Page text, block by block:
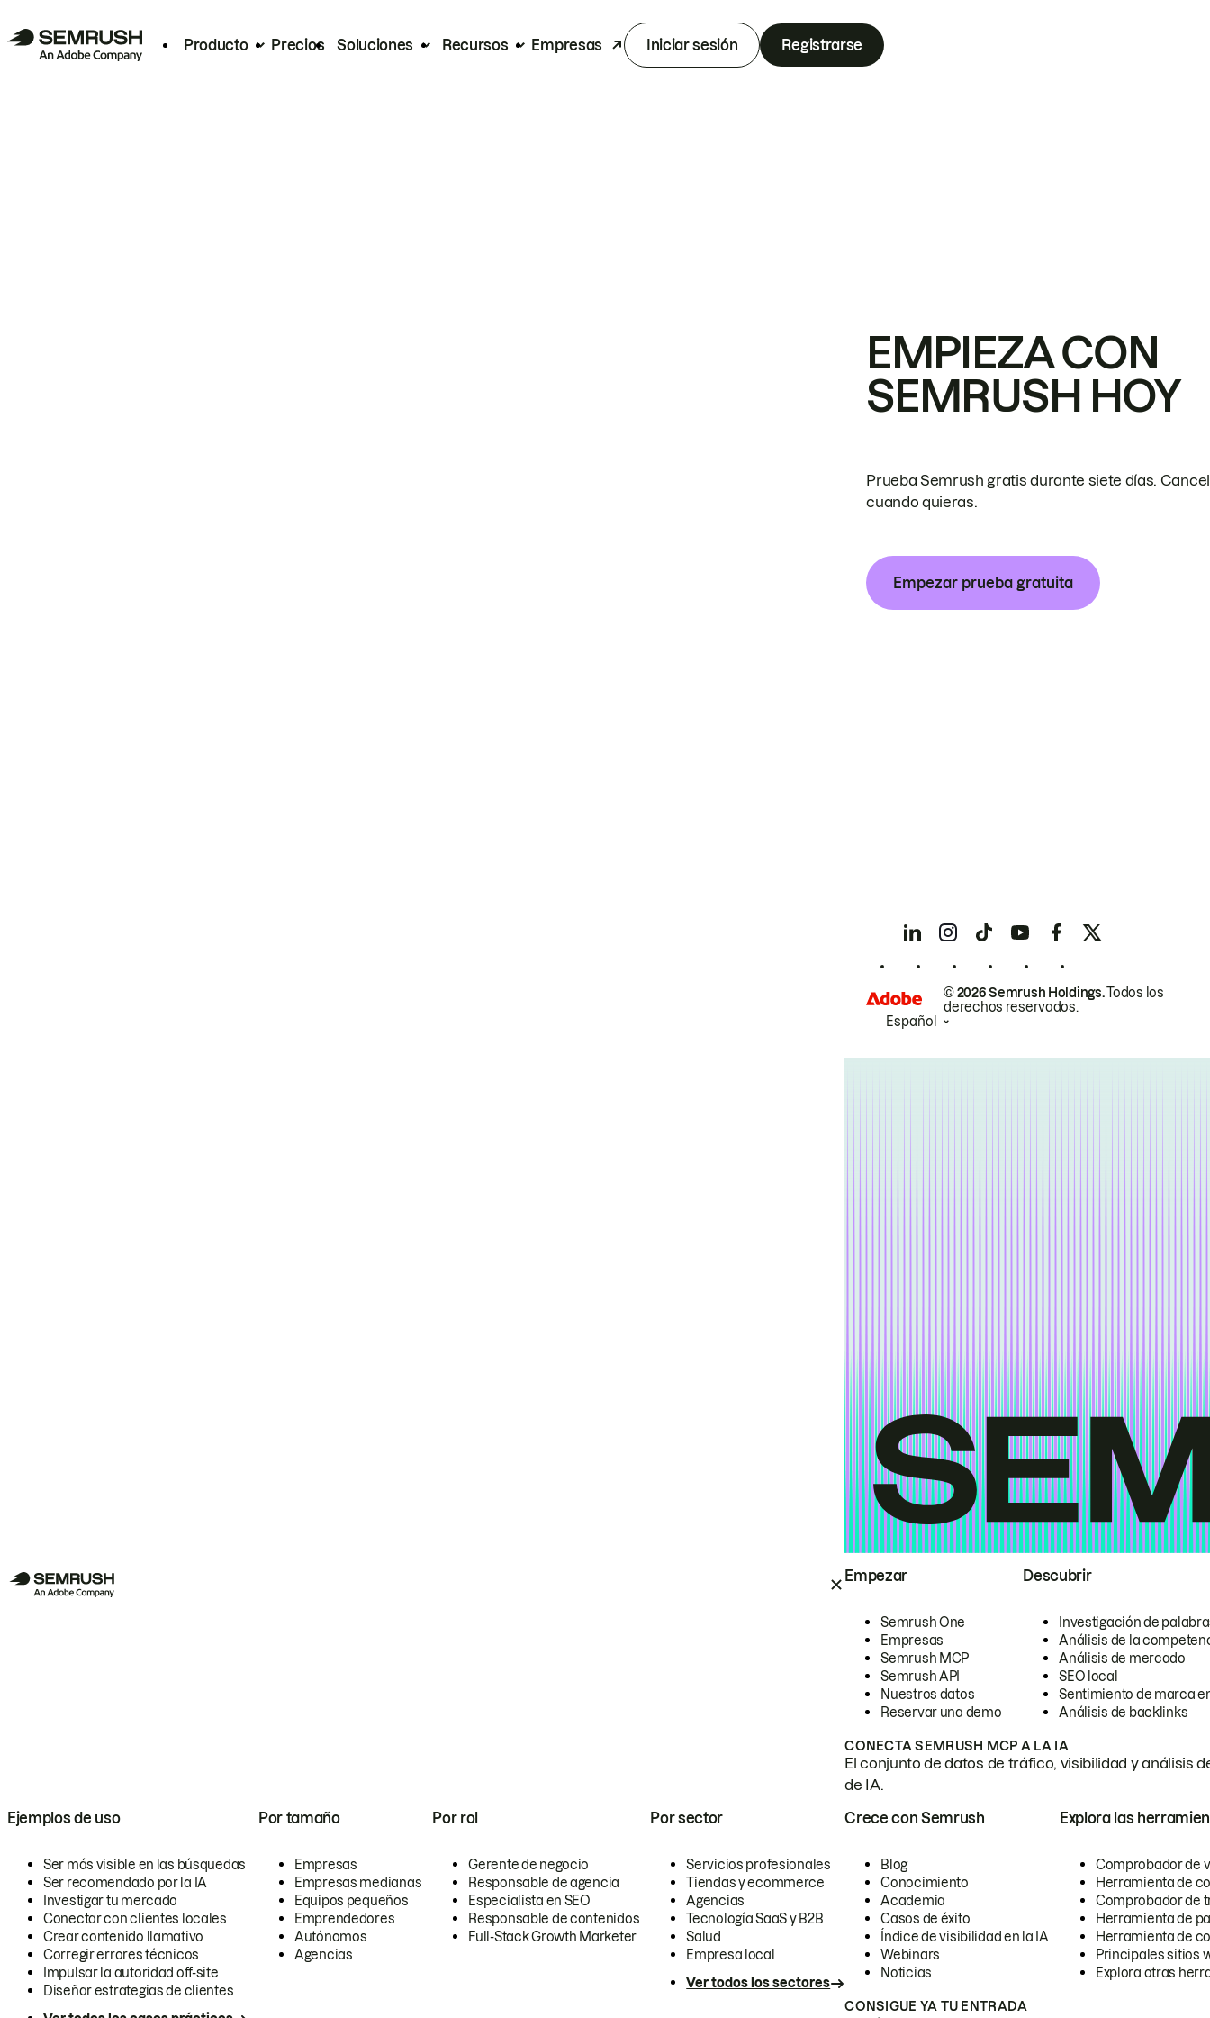
Producto Precios Soluciones Recursos Empresas Iniciar sesión Registrarse
Empezar
Semrush One
Empresas
Semrush MCP
Semrush API
Nuestros datos
Reservar una demo
Descubrir
Investigación de
Análisis de la
Análisis de mercado
SEO local
Sentimiento de marca
Análisis de backlinks
CONECTA SEMRUSH MCP A LA IA
El conjunto de datos de tráfico, visibilidad y análisis
de IA.
Ejemplos de uso
Ser más visible en las búsquedas
Ser recomendado por la IA
Investigar tu mercado
Conectar con clientes locales
Crear contenido llamativo
Corregir errores técnicos
Impulsar la autoridad off-site
Diseñar estrategias de clientes
Por tamaño
Empresas
Empresas medianas
Equipos pequeños
Emprendedores
Autónomos
Agencias
Por rol
Gerente de negocio
Responsable de agencia
Especialista en SEO
Responsable de contenidos
Full-Stack Growth Marketer
Por sector
Servicios profesionales
Tiendas y ecommerce
Agencias
Tecnología SaaS y B2B
Salud
Empresa local
Ver todos los sectores
Crece con Semrush
Blog
Conocimiento
Academia
Casos de éxito
Índice de visibilidad en la IA
Webinars
Noticias
Explora las
Comprobador de
Herramienta de
Comprobador de
Herramienta de
Herramienta de
Principales sitios
Explora otras
CONSIGUE YA TU ENTRADA
EMPIEZA CON
SEMRUSH HOY
Prueba Semrush gratis durante siete días.
cuando quieras.
Empezar prueba gratuita
© 2026 Semrush Holdings.Todos los
derechos reservados.
Español